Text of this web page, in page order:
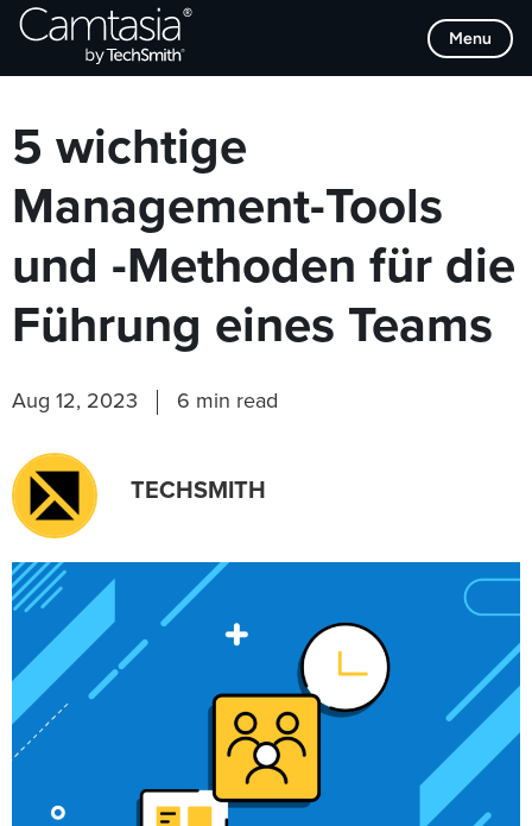
Direkt
zum
Menu
Browse Categories
5 wichtige
Management-Tools
und -Methoden für die
Führung eines Teams
Aug 12, 2023 6 min read
TECHSMITH